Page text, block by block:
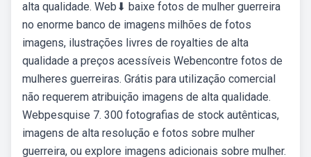
alta qualidade. Web⬇ baixe fotos de mulher guerreira
no enorme banco de imagens milhões de fotos
imagens, ilustrações livres de royalties de alta
qualidade a preços acessíveis Webencontre fotos de
mulheres guerreiras. Grátis para utilização comercial
não requerem atribuição imagens de alta qualidade.
Webpesquise 7. 300 fotografias de stock autênticas,
imagens de alta resolução e fotos sobre mulher
guerreira, ou explore imagens adicionais sobre mulher.